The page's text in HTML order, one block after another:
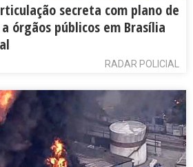
secreta com plano de
órgãos públicos em Brasília
RADAR POLICIAL